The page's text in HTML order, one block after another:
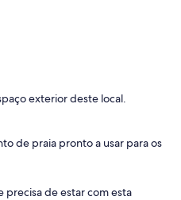
Refeições ao ar livre
exterior deste local.
de praia pronto a usar para os
precisa de estar com esta